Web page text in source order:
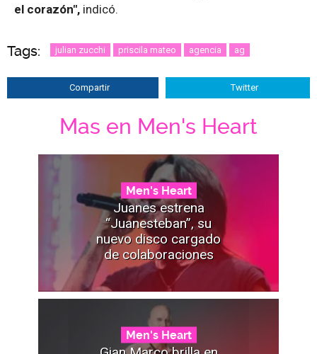
el corazón", indicó.
Tags: julian zucchi priscila mateo agencia ag
Compartir Twitter
Mas en Men's Heart
Men's Heart
Juanes estrena
“Juanesteban”, su
nuevo disco cargado
de colaboraciones
Men's Heart